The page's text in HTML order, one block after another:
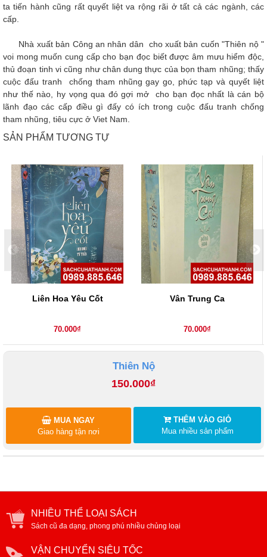
ta tiến hành cũng rất quyết liệt va rộng rãi ở tất cả các ngành, các
cấp.
Nhà xuất bản Công an nhân dân cho xuất bản cuốn "Thiên nộ "
voi mong muốn cung cấp cho bạn đọc biết được âm mưu hiểm độc,
thủ đoạn tinh vi cũng như chân dung thực của bọn tham nhũng; thấy
cuộc đấu tranh chống tham nhũng gay go, phức tạp và quyết liệt
như thế nào, hy vọng qua đó gợi mở cho bạn đọc nhất là cán bộ
lãnh đạo các cấp điều gì đấy có ích trong cuộc đấu tranh chống
tham nhũng, tiêu cực ở Viet Nam.
SẢN PHẨM TƯƠNG TỰ
Liên Hoa Yêu Cốt
70.000₫
Vân Trung Ca
70.000₫
Thiên Nộ
150.000₫
THÊM VÀO GIỎ
Mua nhiều sản phẩm
MUA NGAY
Giao hàng tận nơi
NHIỀU THỂ LOẠI SÁCH
Sách cũ đa dạng, phong phú nhiều chủng loại
VẬN CHUYỂN SIÊU TỐC